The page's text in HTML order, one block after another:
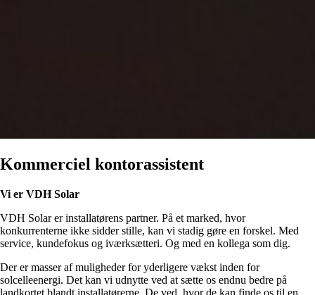
Kommerciel kontorassistent
Vi er VDH Solar
VDH Solar er installatørens partner. På et marked, hvor
konkurrenterne ikke sidder stille, kan vi stadig gøre en forskel. Med
service, kundefokus og iværksætteri. Og med en kollega som dig.
Der er masser af muligheder for yderligere vækst inden for
solcelleenergi. Det kan vi udnytte ved at sætte os endnu bedre på